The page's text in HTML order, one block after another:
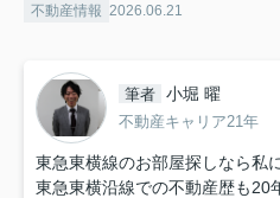
不動産情報 2026.06.21
筆者 小堀 曜
不動産キャリア21年
東急東横線のお部屋探しなら私
東急東横沿線での不動産歴も20